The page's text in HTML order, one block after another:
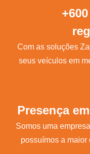
Com as soluções
seus veículos em
Presença
Somos uma
possuímos a